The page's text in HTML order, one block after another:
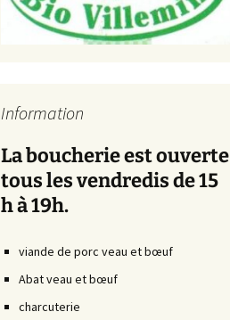
Information
La boucherie est ouverte
tous les vendredis de 15
h à 19h.
viande de porc veau et bœuf
Abat veau et bœuf
charcuterie